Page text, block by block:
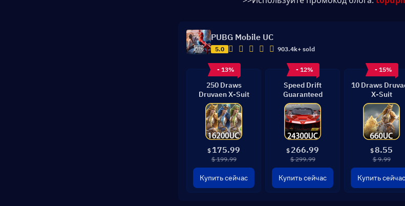
PUBG Mobile UC
5.0 903.4k+ sold
- 13%
250 Draws
Druvaen X-Suit
$ 175.99
$ 199.99
Купить сейчас
- 12%
Speed Drift
Guaranteed
$ 266.99
$ 299.99
Купить сейчас
- 15%
10 Draws
X-Suit
$8.55
$ 9.99
Купить сейчас